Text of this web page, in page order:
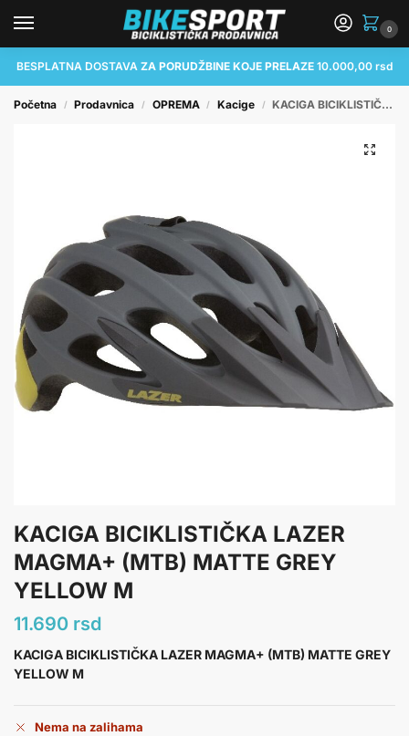
0
BESPLATNA DOSTAVA ZA PORUDŽBINE KOJE PRELAZE 10.000,00 rsd
Početna / Prodavnica / OPREMA / Kacige / KACIGA BICIKLISTIČKA LAZER MAGMA+ (MTB) MATTE GREY YELLOW M
KACIGA BICIKLISTIČKA LAZER
MAGMA+ (MTB) MATTE GREY
YELLOW M
11.690 rsd
KACIGA BICIKLISTIČKA LAZER MAGMA+ (MTB) MATTE GREY
YELLOW M
Nema na zalihama